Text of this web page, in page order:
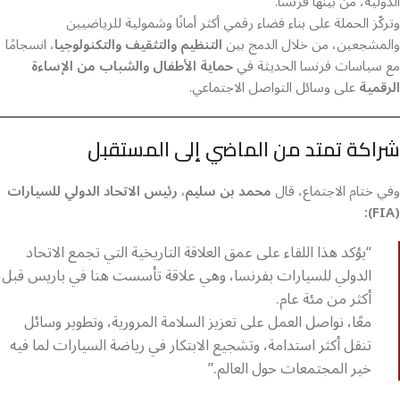
وتركّز الحملة على بناء فضاء رقمي أكثر أمانًا وشمولية للرياضيين
والمشجعين، من خلال الدمج بينالتنظيم والتثقيف والتكنولوجيا، انسجامًا
مع سياسات فرنسا الحديثة فيحماية الأطفال والشباب من الإساءة
الرقميةعلى وسائل التواصل الاجتماعي.
شراكة تمتد من الماضي إلى المستقبل
وفي ختام الاجتماع، قالمحمد بن سليم، رئيس الاتحاد الدولي للسيارات
(FIA):
“يؤكد هذا اللقاء على عمق العلاقة التاريخية التي تجمع الاتحاد
الدولي للسيارات بفرنسا، وهي علاقة تأسست هنا في باريس قبل
أكثر من مئة عام.
معًا، نواصل العمل على تعزيز السلامة المرورية، وتطوير وسائل
تنقل أكثر استدامة، وتشجيع الابتكار في رياضة السيارات لما فيه
خير المجتمعات حول العالم.”